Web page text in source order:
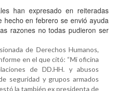
han expresado en reiteradas
hecho en febrero se envió ayuda
razones no todas pudieron ser
de Derechos Humanos,
en el que citó: “Mi oficina
de DD.HH. y abusos
seguridad y grupos armados
la también ex presidenta de